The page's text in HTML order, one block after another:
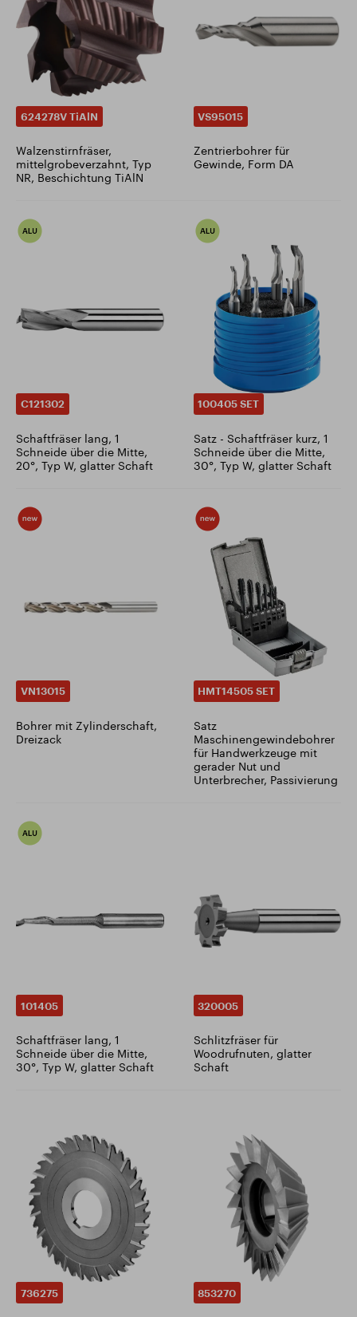
624278V TiAlN
Walzenstirnfräser,
mittelgrobeverzahnt, Typ
NR, Beschichtung TiAlN
VS95015
Zentrierbohrer für
Gewinde, Form DA
C121302
Schaftfräser lang, 1
Schneide über die Mitte,
20°, Typ W, glatter Schaft
100405 SET
Satz - Schaftfräser kurz, 1
Schneide über die Mitte,
30°, Typ W, glatter Schaft
VN13015
Bohrer mit Zylinderschaft,
Dreizack
HMT14505 SET
Satz
Maschinengewindebohrer
für Handwerkzeuge mit
gerader Nut und
Unterbrecher, Passivierung
101405
Schaftfräser lang, 1
Schneide über die Mitte,
30°, Typ W, glatter Schaft
320005
Schlitzfräser für
Woodrufnuten, glatter
Schaft
736275 853270